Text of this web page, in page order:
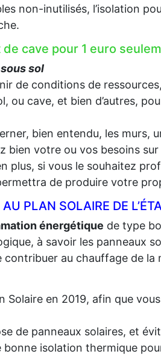
non-inutilisés, l’isolation
cave pour 1 euro
sol
de conditions de
ou cave, et bien d’autres,
bien entendu, les murs,
bien votre ou vos besoins
plus, si vous le souhaitez
de produire votre
PLAN SOLAIRE DE
énergétique de type
à savoir les panneaux
au chauffage de la
Solaire en 2019, afin que
de panneaux solaires, et
isolation thermique